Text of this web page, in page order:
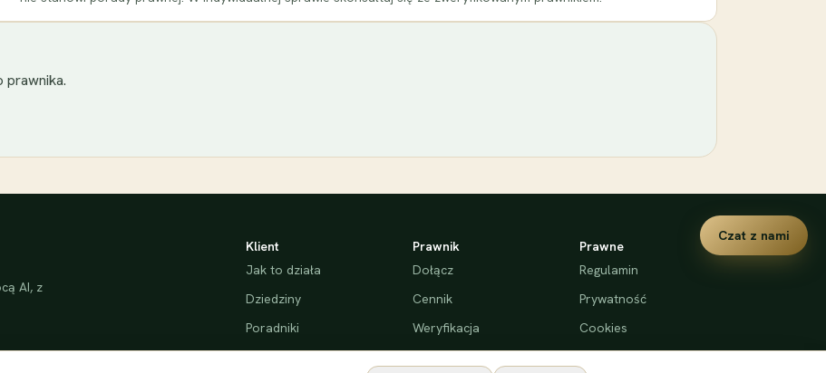
AI, z
Klient
Jak to działa
Dziedziny
Poradniki
Bezpieczeństwo
Prawnik
Dołącz
Cennik
Weryfikacja
Prawne
Regulamin
Prywatność
Cookies
Deklaracja dostępności
Czat z nami